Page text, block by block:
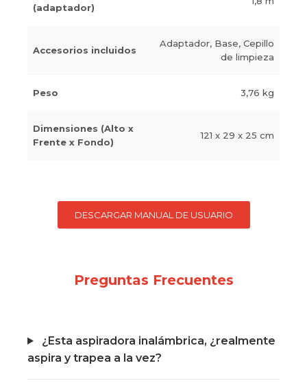
(adaptador)
Accesorios incluidos
Adaptador, Base, Cepillo
de limpieza
Peso 3,76 kg
Dimensiones (Alto x
Frente x Fondo)
121 x 29 x 25 cm
DESCARGAR MANUAL DE USUARIO
Preguntas Frecuentes
¿Esta aspiradora inalámbrica, ¿realmente
aspira y trapea a la vez?